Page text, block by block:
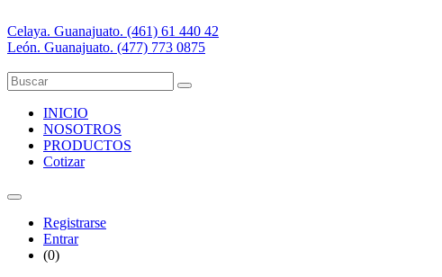
Celaya. Guanajuato. (461) 61 440 42
León. Guanajuato. (477) 773 0875
INICIO
NOSOTROS
PRODUCTOS
Cotizar
Registrarse
Entrar
(0)